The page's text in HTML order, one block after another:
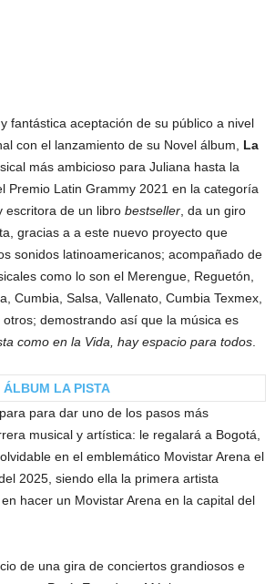
fantástica aceptación de su público a nivel
con el lanzamiento de su Novel álbum, La
más ambicioso para Juliana hasta la
Premio Latin Grammy 2021 en la categoría
escritora de un libro bestseller , da un giro
gracias a a este nuevo proyecto que
sonidos latinoamericanos; acompañado de
como lo son el Merengue, Reguetón,
Cumbia, Salsa, Vallenato, Cumbia Texmex,
demostrando así que la música es
como en la Vida, hay espacio para todos
ÁLBUM LA PISTA
para dar uno de los pasos más
musical y artística: le regalará a Bogotá,
en el emblemático Movistar Arena el
2025, siendo ella la primera artista
hacer un Movistar Arena en la capital del
de una gira de conciertos grandiosos e